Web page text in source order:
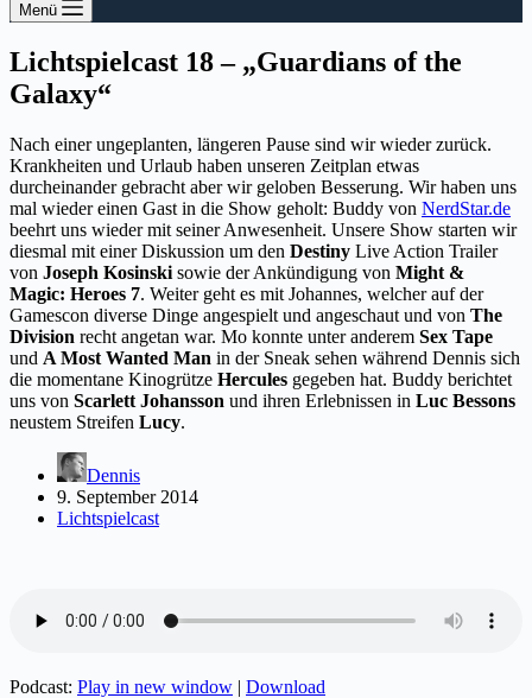
Menü
Lichtspielcast 18 – „Guardians of the
Galaxy“
Nach einer ungeplanten, längeren Pause sind wir wieder zurück.
Krankheiten und Urlaub haben unseren Zeitplan etwas
durcheinander gebracht aber wir geloben Besserung. Wir haben uns
mal wieder einen Gast in die Show geholt: Buddy von NerdStar.de
beehrt uns wieder mit seiner Anwesenheit. Unsere Show starten wir
diesmal mit einer Diskussion um den Destiny Live Action Trailer
von Joseph Kosinski sowie der Ankündigung von Might &
Magic: Heroes 7. Weiter geht es mit Johannes, welcher auf der
Gamescon diverse Dinge angespielt und angeschaut und von The
Division recht angetan war. Mo konnte unter anderem Sex Tape
und A Most Wanted Man in der Sneak sehen während Dennis sich
die momentane Kinogrütze Hercules gegeben hat. Buddy berichtet
uns von Scarlett Johansson und ihren Erlebnissen in Luc Bessons
neustem Streifen Lucy.
Dennis
9. September 2014
Lichtspielcast
Podcast: Play in new window | Download